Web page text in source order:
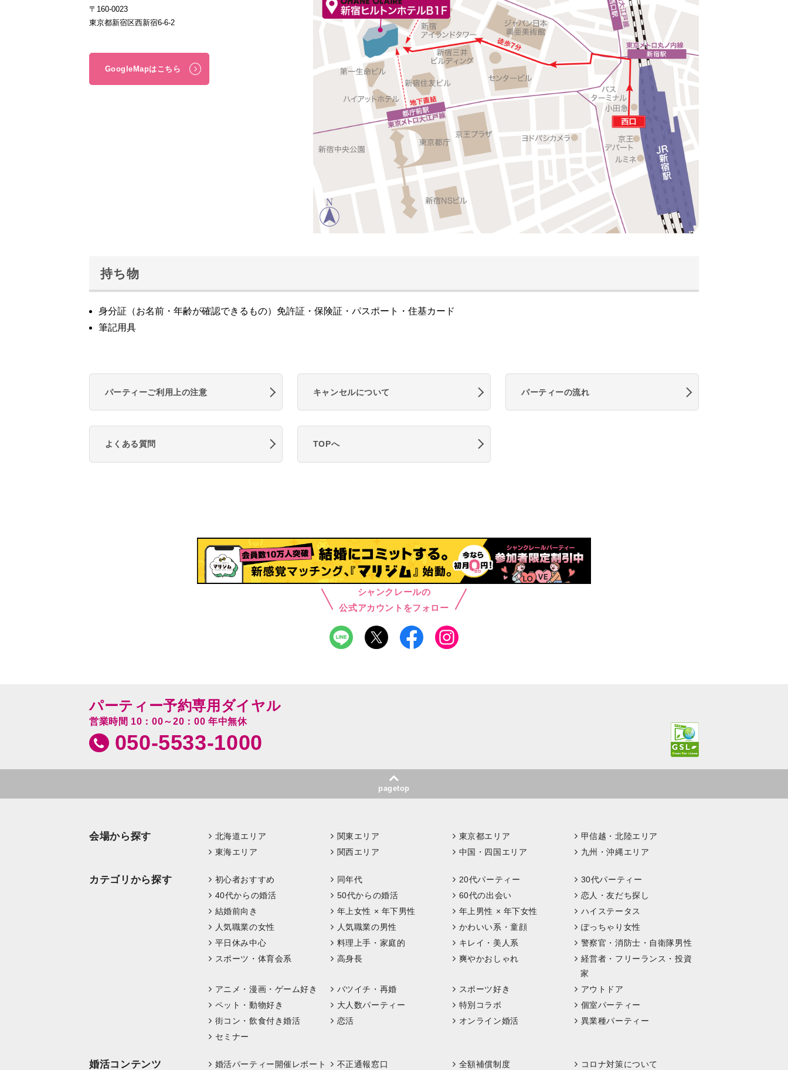
〒160-0023
東京都新宿区西新宿6-6-2
GoogleMapはこちら
持ち物
身分証（お名前・年齢が確認できるもの）免許証・保険証・パスポート・住基カード
筆記用具
パーティーご利用上の注意 キャンセルについて パーティーの流れ
よくある質問 TOPへ
シャンクレールの
公式アカウントをフォロー
パーティー予約専用ダイヤル
営業時間 10：00～20：00 年中無休
050-5533-1000
pagetop
会場から探す 北海道エリア 関東エリア 東京都エリア
甲信越・北陸エリア
東海エリア
関西エリア 中国・四国エリア 九州・沖縄エリア
カテゴリから探す 初心者おすすめ 同年代 20代パーティー
30代パーティー
40代からの婚活
50代からの婚活 60代の出会い
恋人・友だち探し
結婚前向き
年上女性 × 年下男性 年上男性 × 年下女性
ハイステータス
人気職業の女性
人気職業の男性 かわいい系・童顔
ぽっちゃり女性
平日休み中心
料理上手・家庭的 キレイ・美人系
警察官・消防士・自衛隊男性
スポーツ・体育会系
高身長 爽やかおしゃれ
経営者・フリーランス・投資
家
アニメ・漫画・ゲーム好き
バツイチ・再婚 スポーツ好き
アウトドア
ペット・動物好き
大人数パーティー 特別コラボ
個室パーティー
街コン・飲食付き婚活
恋活 オンライン婚活
異業種パーティー
セミナー
婚活コンテンツ 婚活パーティー開催レポート 不正通報窓口 全額補償制度 コロナ対策について